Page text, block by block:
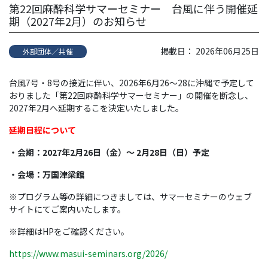
第22回麻酔科学サマーセミナー 台風に伴う開催延
期（2027年2月）のお知らせ
外部団体／共催 掲載日： 2026年06月25日
台風7号・8号の接近に伴い、2026年6月26～28に沖縄で予定して
おりました「第22回麻酔科学サマーセミナー」の開催を断念し、
2027年2月へ延期するこを決定いたしました。
延期日程について
・会期：2027年2月26日（金）～ 2月28日（日）予定
・会場：万国津梁館
※プログラム等の詳細につきましては、サマーセミナーのウェブ
サイトにてご案内いたします。
※詳細はHPをご確認ください。
https://www.masui-seminars.org/2026/